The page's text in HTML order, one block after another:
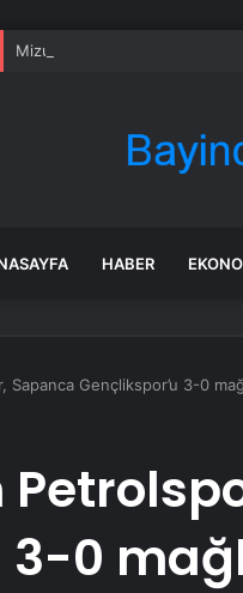
Mizuho’nun Walmart ve
HABER
Sapanca Gençlikspor’u 3-0
3-0